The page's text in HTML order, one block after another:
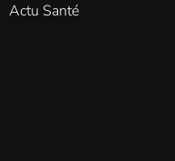
Actu Santé